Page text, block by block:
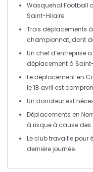
Wasquehal Football
Saint-Hilaire.
Trois déplacements
championnat, dont
Un chef d’entreprise a
déplacement à
Le déplacement en
le 18 avril est
Un donateur est
Déplacements en
à risque à cause des
Le club travaille pour
dernière journée.